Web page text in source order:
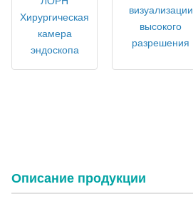
Хирургическая
камера
эндоскопа
визуализации
высокого
разрешения
Описание продукции